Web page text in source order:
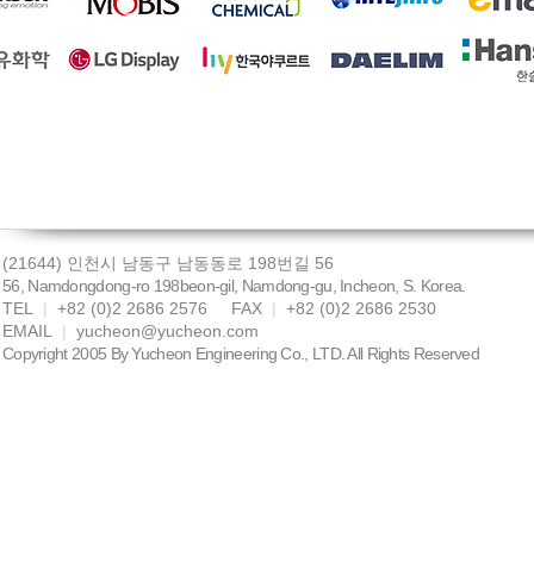
(21644) 인천시 남동구 남동동로 198번길 56
56, Namdongdong-ro 198beon-gil, Namdong-gu, Incheon, S. Korea.
TEL | +82 (0)2 2686 2576 FAX |
+82 (0)2 2686 2530
EMAIL |
yucheon@yucheon.com
Copyright 2005 By Yucheon Engineering Co., LTD. All Rights Reserved